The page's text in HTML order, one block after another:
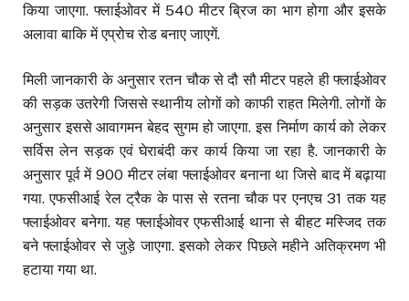
किया जाएगा. फ्लाईओवर में 540 मीटर ब्रिज का भाग होगा और इसके
अलावा बाकि में एप्रोच रोड बनाए जाएगें.
मिली जानकारी के अनुसार रतन चौक से दौ सौ मीटर पहले ही फ्लाईओवर
की सड़क उतरेगी जिससे स्थानीय लोगों को काफी राहत मिलेगी. लोगों के
अनुसार इससे आवागमन बेहद सुगम हो जाएगा. इस निर्माण कार्य को लेकर
सर्विस लेन सड़क एवं घेराबंदी कर कार्य किया जा रहा है. जानकारी के
अनुसार पूर्व में 900 मीटर लंबा फ्लाईओवर बनाना था जिसे बाद में बढ़ाया
गया. एफसीआई रेल ट्रैक के पास से रतना चौक पर एनएच 31 तक यह
फ्लाईओवर बनेगा. यह फ्लाईओवर एफसीआई थाना से बीहट मस्जिद तक
बने फ्लाईओवर से जुड़े जाएगा. इसको लेकर पिछले महीने अतिक्रमण भी
हटाया गया था.